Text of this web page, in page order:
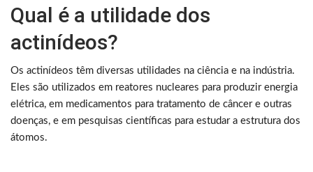
Qual é a utilidade dos
actinídeos?
Os actinídeos têm diversas utilidades na ciência e na indústria.
Eles são utilizados em reatores nucleares para produzir energia
elétrica, em medicamentos para tratamento de câncer e outras
doenças, e em pesquisas científicas para estudar a estrutura dos
átomos.